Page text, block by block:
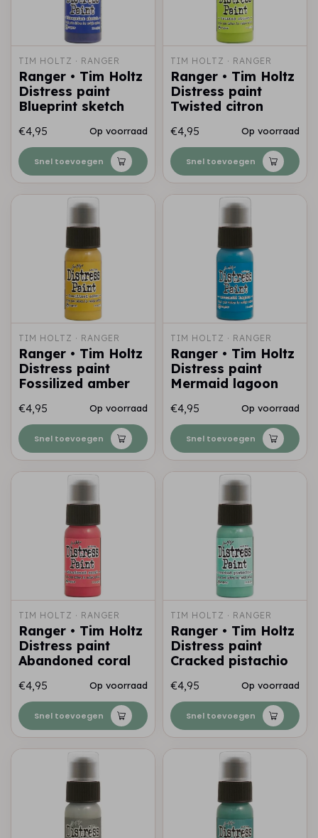
TIM HOLTZ · RANGER
Ranger • Tim Holtz
Distress paint
Blueprint sketch
€4,95 Op voorraad
Snel toevoegen
TIM HOLTZ · RANGER
Ranger • Tim Holtz
Distress paint
Twisted citron
€4,95 Op voorraad
Snel toevoegen
TIM HOLTZ · RANGER
Ranger • Tim Holtz
Distress paint
Fossilized amber
€4,95 Op voorraad
Snel toevoegen
TIM HOLTZ · RANGER
Ranger • Tim Holtz
Distress paint
Mermaid lagoon
€4,95 Op voorraad
Snel toevoegen
TIM HOLTZ · RANGER
Ranger • Tim Holtz
Distress paint
Abandoned coral
€4,95 Op voorraad
Snel toevoegen
TIM HOLTZ · RANGER
Ranger • Tim Holtz
Distress paint
Cracked pistachio
€4,95 Op voorraad
Snel toevoegen